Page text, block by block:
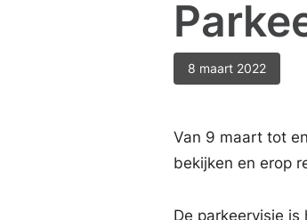
8 maart 2022
Van 9 maart tot
bekijken en erop
De parkeervisie